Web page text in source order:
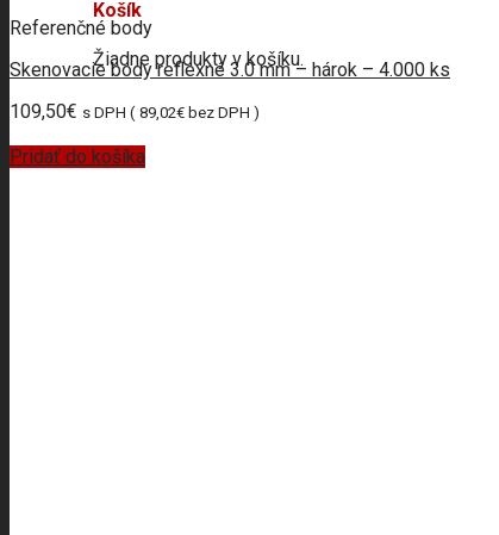
Košík
Žiadne produkty v košíku.
Referenčné body
Skenovacie body reflexné 3.0 mm – hárok – 4.000 ks
109,50€ s DPH ( 89,02€ bez DPH )
Pridať do košíka